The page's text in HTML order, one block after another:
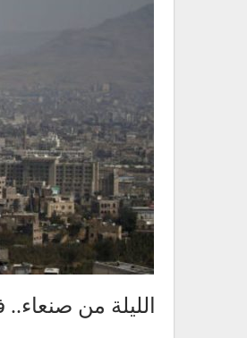
الليلة من صنعاء.. فعالية